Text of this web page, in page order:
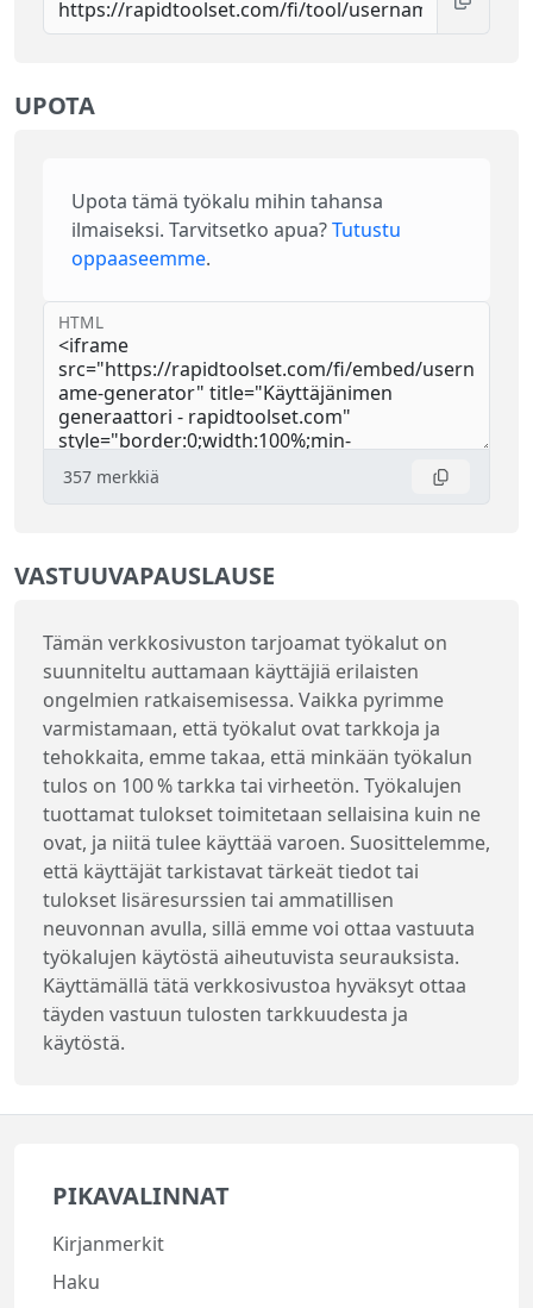
UPOTA
Upota tämä työkalu mihin tahansa
ilmaiseksi. Tarvitsetko apua?Tutustu
oppaaseemme.
HTML
357 merkkiä
VASTUUVAPAUSLAUSE
Tämän verkkosivuston tarjoamat työkalut on
suunniteltu auttamaan käyttäjiä erilaisten
ongelmien ratkaisemisessa. Vaikka pyrimme
varmistamaan, että työkalut ovat tarkkoja ja
tehokkaita, emme takaa, että minkään työkalun
tulos on 100 % tarkka tai virheetön. Työkalujen
tuottamat tulokset toimitetaan sellaisina kuin ne
ovat, ja niitä tulee käyttää varoen. Suosittelemme,
että käyttäjät tarkistavat tärkeät tiedot tai
tulokset lisäresurssien tai ammatillisen
neuvonnan avulla, sillä emme voi ottaa vastuuta
työkalujen käytöstä aiheutuvista seurauksista.
Käyttämällä tätä verkkosivustoa hyväksyt ottaa
täyden vastuun tulosten tarkkuudesta ja
käytöstä.
PIKAVALINNAT
Kirjanmerkit
Haku